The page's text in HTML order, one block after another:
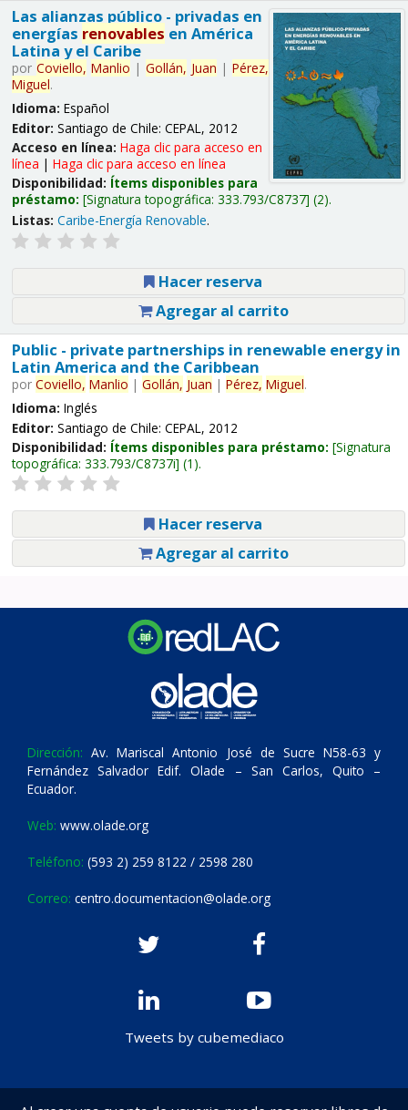
Las alianzas público - privadas en
energías renovables en América
Latina y el Caribe
por Coviello, Manlio | Gollán, Juan | Pérez,
Miguel.
Idioma: Español
Editor: Santiago de Chile: CEPAL, 2012
Acceso en línea: Haga clic para acceso en
línea | Haga clic para acceso en línea
Disponibilidad: Ítems disponibles para
préstamo: Signatura topográfica: 333.793/C8737 (2).
Listas: Caribe-Energía Renovable.
Hacer reserva
Agregar al carrito
Public - private partnerships in renewable energy in
Latin America and the Caribbean
por Coviello, Manlio | Gollán, Juan | Pérez, Miguel.
Idioma: Inglés
Editor: Santiago de Chile: CEPAL, 2012
Disponibilidad: Ítems disponibles para préstamo: Signatura
topográfica: 333.793/C8737i (1).
Hacer reserva
Agregar al carrito
Dirección: Av. Mariscal Antonio José de Sucre N58-63 y
Fernández Salvador Edif. Olade – San Carlos, Quito –
Ecuador.
Web: www.olade.org
Teléfono: (593 2) 259 8122 / 2598 280
Correo: centro.documentacion@olade.org
Tweets by cubemediaco